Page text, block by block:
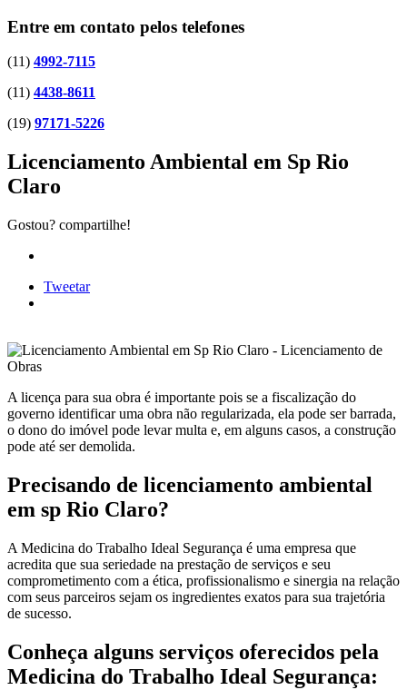
Entre em contato pelos telefones
(11) 4992-7115
(11) 4438-8611
(19) 97171-5226
Licenciamento Ambiental em Sp Rio
Claro
Gostou? compartilhe!
Tweetar
A licença para sua obra é importante pois se a fiscalização do
governo identificar uma obra não regularizada, ela pode ser barrada,
o dono do imóvel pode levar multa e, em alguns casos, a construção
pode até ser demolida.
Precisando de licenciamento ambiental
em sp Rio Claro?
A Medicina do Trabalho Ideal Segurança é uma empresa que
acredita que sua seriedade na prestação de serviços e seu
comprometimento com a ética, profissionalismo e sinergia na relação
com seus parceiros sejam os ingredientes exatos para sua trajetória
de sucesso.
Conheça alguns serviços oferecidos pela
Medicina do Trabalho Ideal Segurança: